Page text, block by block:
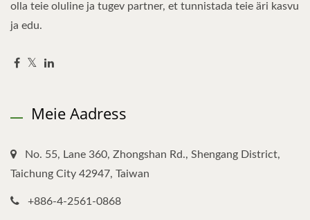
olla teie oluline ja tugev partner, et tunnistada teie äri kasvu
ja edu.
Meie Aadress
No. 55, Lane 360, Zhongshan Rd., Shengang District,
Taichung City 42947, Taiwan
+886-4-2561-0868